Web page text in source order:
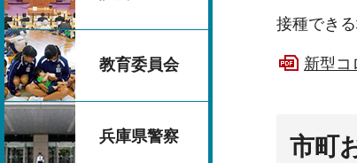
教育委員会
兵庫県警察
接種でき
新型コ
市町